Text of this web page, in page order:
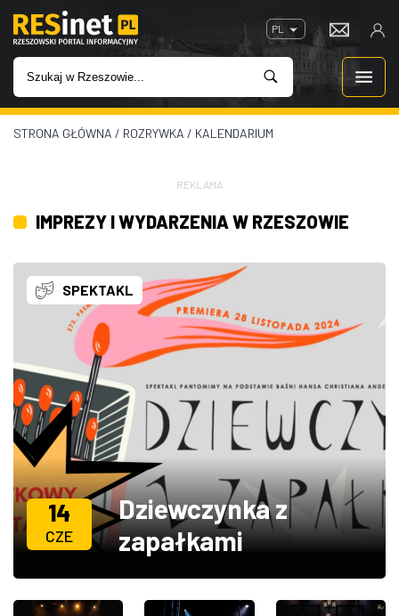
PL
WIADOMOŚCI
IMPREZY
ROZRYWKA
W KINACH
GASTRONOMIA
ZDJĘCIA
W RZESZOWIE
STRONA GŁÓWNA / ROZRYWKA / KALENDARIUM
REKLAMA
IMPREZY I WYDARZENIA W RZESZOWIE
SPEKTAKL
14
CZE
Dziewczynka z
zapałkami